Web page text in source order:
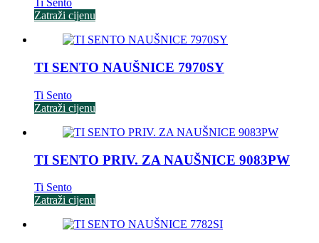
Ti Sento
Zatraži cijenu
TI SENTO NAUŠNICE 7970SY
Ti Sento
Zatraži cijenu
TI SENTO PRIV. ZA NAUŠNICE 9083PW
Ti Sento
Zatraži cijenu